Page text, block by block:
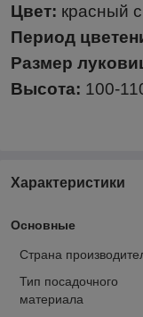
Цвет: красный
Период
Размер
Высота: 100-
Характеристики
Основные
Страна
Тип посадочного
материала